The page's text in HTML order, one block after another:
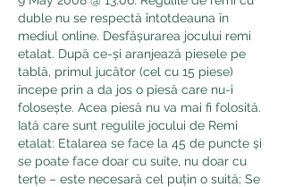
duble nu se respectă întotdeauna în
mediul online. Desfășurarea jocului remi
etalat. După ce-și aranjează piesele pe
tablă, primul jucător (cel cu 15 piese)
începe prin a da jos o piesă care nu-i
folosește. Acea piesă nu va mai fi folosită.
Iată care sunt regulile jocului de Remi
etalat: Etalarea se face la 45 de puncte și
se poate face doar cu suite, nu doar cu
terțe – este necesară cel puțin o suită; Se